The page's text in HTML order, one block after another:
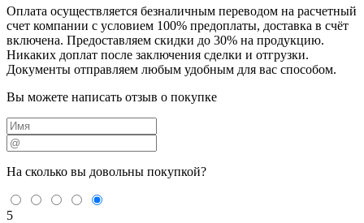
Оплата осуществляется безналичным переводом на расчетный
счет компании с условием 100% предоплаты, доставка в счёт
включена. Предоставляем скидки до 30% на продукцию.
Никаких доплат после заключения сделки и отгрузки.
Документы отправляем любым удобным для вас способом.
Вы можете написать отзыв о покупке
На сколько вы довольны покупкой?
5